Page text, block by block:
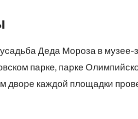
Деда Мороза в музее-
парке, парке
каждой площадки